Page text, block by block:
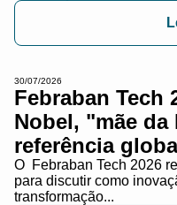
30/07/2026
Febraban Tech
Nobel, "mãe da
referência
O Febraban Tech 2026
para discutir como
transformação...